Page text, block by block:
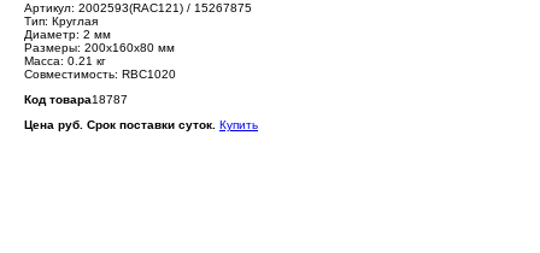
Артикул: 2002593(RAC121) / 15267875
Тип: Круглая
Диаметр: 2 мм
Размеры: 200х160х80 мм
Масса: 0.21 кг
Совместимость: RBC1020
Код товара18787
Цена руб. Срок поставки суток. Купить